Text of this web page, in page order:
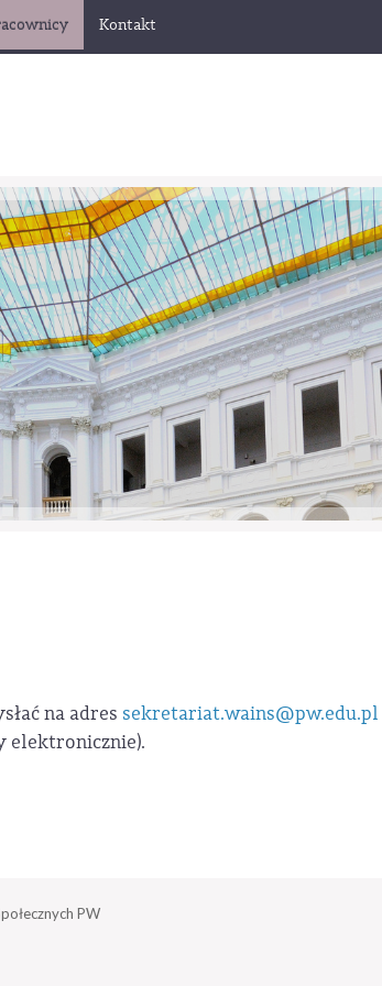
Kontakt
na adres sekretariat.wains@pw.edu.pl
elektronicznie).
PW